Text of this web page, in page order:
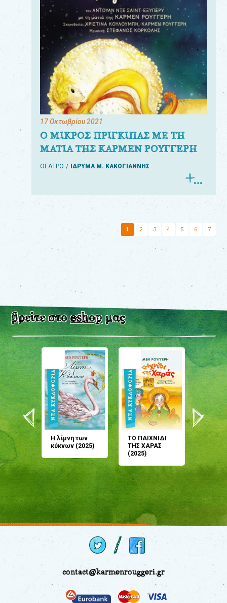
17 Οκτωβρίου 2021
Ο ΜΙΚΡΟΣ ΠΡΙΓΚΙΠΑΣ ΜΕ ΤΗ
ΜΑΤΙΑ ΤΗΣ ΚΑΡΜΕΝ ΡΟΥΓΓΕΡΗ
ΘΕΑΤΡΟ ΙΔΡΥΜΑ Μ. ΚΑΚΟΓΙΑΝΝΗΣ
1 2 3 4 5 6 7
βρείτε στοeshopμας
Η λίμνη των
κύκνων (2025)
ΤΟ ΠΑΙΧΝΙΔΙ
ΤΗΣ ΧΑΡΑΣ
(2025)
μου;
(2024)
contact@karmenrouggeri.gr